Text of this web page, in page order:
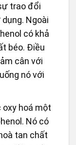
trao đổi
Ngoài
có khả
béo. Điều
cân với
nó với
hoá một
Nó có
tan chất